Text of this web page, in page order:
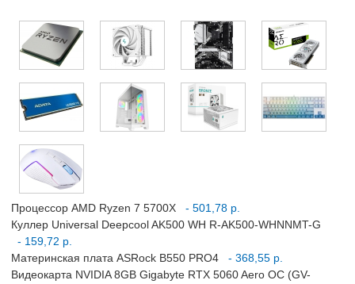
Процессор AMD Ryzen 7 5700X
- 501,78 р.
Куллер Universal Deepcool AK500 WH R-AK500-WHNNMT-G
- 159,72 р.
Материнская плата ASRock B550 PRO4
- 368,55 р.
Видеокарта NVIDIA 8GB Gigabyte RTX 5060 Aero OC (GV-